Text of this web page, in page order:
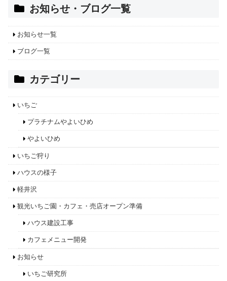
お知らせ・ブログ一覧
お知らせ一覧
ブログ一覧
カテゴリー
いちご
プラチナムやよいひめ
やよいひめ
いちご狩り
ハウスの様子
軽井沢
観光いちご園・カフェ・売店オープン準備
ハウス建設工事
カフェメニュー開発
お知らせ
いちご研究所